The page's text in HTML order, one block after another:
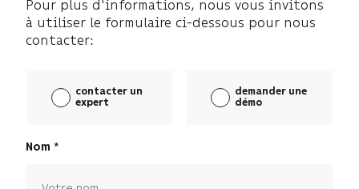
Pour plus d'informations, nous vous invitons
à utiliser le formulaire ci-dessous pour nous
contacter:
contacter un
expert
demander une
démo
Nom